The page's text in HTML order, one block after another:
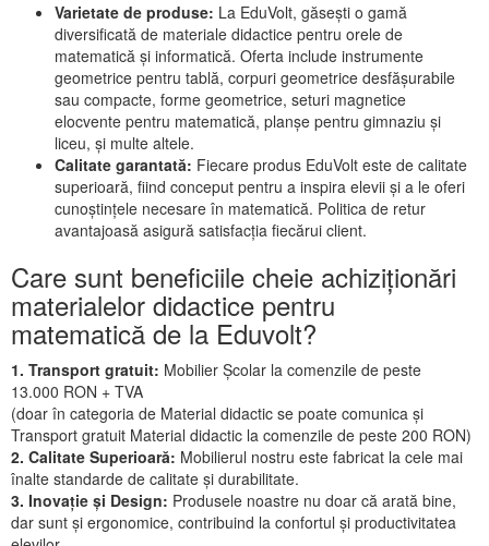
Varietate de produse: La EduVolt, găsești o gamă
diversificată de materiale didactice pentru orele de
matematică și informatică. Oferta include instrumente
geometrice pentru tablă, corpuri geometrice desfășurabile
sau compacte, forme geometrice, seturi magnetice
elocvente pentru matematică, planșe pentru gimnaziu și
liceu, și multe altele.
Calitate garantată: Fiecare produs EduVolt este de calitate
superioară, fiind conceput pentru a inspira elevii și a le oferi
cunoștințele necesare în matematică. Politica de retur
avantajoasă asigură satisfacția fiecărui client.
Care sunt beneficiile cheie achiziționări
materialelor didactice pentru
matematică de la Eduvolt?
1. Transport gratuit: Mobilier Școlar la comenzile de peste
13.000 RON + TVA
(doar în categoria de Material didactic se poate comunica și
Transport gratuit Material didactic la comenzile de peste 200 RON)
2. Calitate Superioară: Mobilierul nostru este fabricat la cele mai
înalte standarde de calitate și durabilitate.
3. Inovație și Design: Produsele noastre nu doar că arată bine,
dar sunt și ergonomice, contribuind la confortul și productivitatea